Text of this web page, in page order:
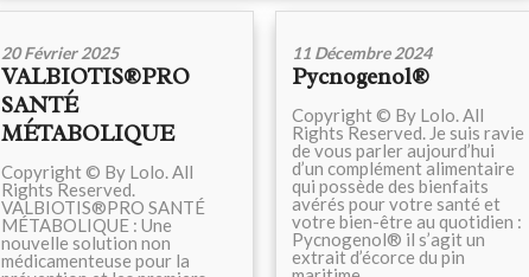
20 Février 2025
VALBIOTIS®PRO
SANTÉ
MÉTABOLIQUE
Copyright © By Lolo. All
Rights Reserved.
VALBIOTIS®PRO SANTÉ
MÉTABOLIQUE : Une
nouvelle solution non
médicamenteuse pour la
11 Décembre 2024
Pycnogenol®
Copyright © By Lolo. All
Rights Reserved. Je suis ravie
de vous parler aujourd’hui
d’un complément alimentaire
qui possède des bienfaits
avérés pour votre santé et
votre bien-être au quotidien :
Pycnogenol® il s’agit un
extrait d’écorce du pin